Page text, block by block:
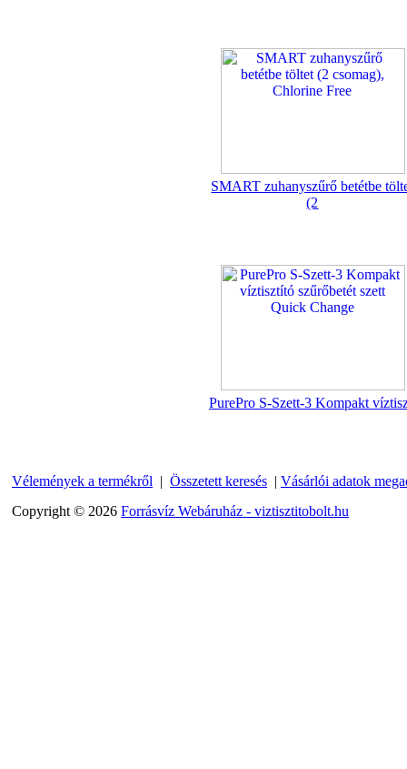
---------
SMART zuhanyszűrő betétbe
(2
PurePro S-Szett-3 Kompakt
Vélemények a termékről | Összetett keresés | Vásárlói adatok
Copyright © 2026 Forrásvíz Webáruház - viztisztitobolt.hu